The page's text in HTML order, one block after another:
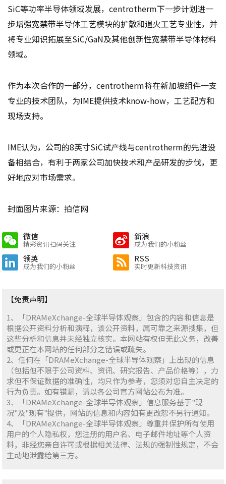
SiC等功率半导体领域发展，centrotherm下一步计划进一
步增强宽禁带半导体工艺模块的扩散和退火工艺专业性，并
将专业知识拓展至SiC/GaN及其他创新性宽禁带半导体材料
领域。
作为本次合作的一部分，centrotherm将在新加坡组件一支
专业的技术团队，为IME提供技术know-how，工艺配方和
现场支持。
IME认为，公司的8英寸SiC试产线与centrotherm的先进设
备相结合，有利于两家公司加快技术和产品研发的步伐，更
好地应对市场需求。
封面图片来源：拍信网
微信
精彩资讯扫码关注
新浪
成为我们的小粉丝
领英
成为我们的小粉丝
RSS
实时更新科技资讯
【免责声明】
1、「DRAMeXchange-全球半导体观察」包含的内容和信息是
根据公开资料分析和演释，该公开资料，属可靠之来源搜集，但
这些分析和信息并未经独立核实。本网站有权但无此义务，改善
或更正在本网站的任何部分之错误或疏失。
2、任何在「DRAMeXchange-全球半导体观察」上出现的信息
（包括但不限于公司资料、资讯、研究报告、产品价格等），力
求但不保证数据的准确性，均只作为参考，您须对您自主决定的
行为负责。如有错漏，请以各公司官方网站公布为准。
3、「DRAMeXchange-全球半导体观察」信息服务基于"现
况"及"现有"提供，网站的信息和内容如有更改恕不另行通知。
4、「DRAMeXchange-全球半导体观察」尊重并保护所有使用
用户的个人隐私权，您注册的用户名、电子邮件地址等个人资
料，非经您亲自许可或根据相关法律、法规的强制性规定，不会
主动地泄露给第三方。